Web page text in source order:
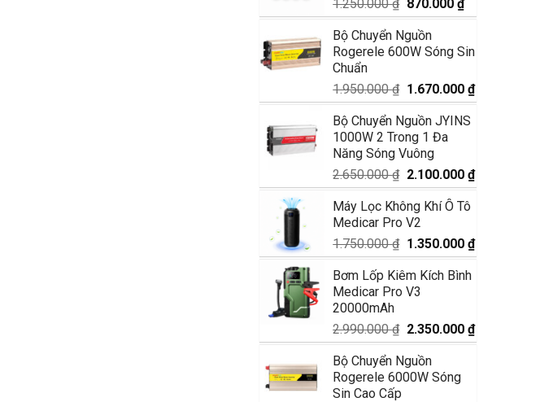
1.250.000₫
gốc
là:
1.250.000 ₫.
870.000₫
hiện
là:
Bộ Chuyển Nguồn
Rogerele 600W Sóng Sin
Chuẩn
1.950.000₫ Giá
gốc
là:
1.950.000 ₫.
1.670.000₫Giá
hiện
Bộ Chuyển Nguồn JYINS
1000W 2 Trong 1 Đa
Năng Sóng Vuông
2.650.000₫ Giá
gốc
là:
2.650.000 ₫.
2.100.000₫Giá
hiện
2.100.000 ₫.
Máy Lọc Không Khí Ô Tô
Medicar Pro V2
1.750.000₫ Giá
gốc
là:
1.750.000 ₫.
1.350.000₫Giá
hiện
Bơm Lốp Kiêm Kích Bình
Medicar Pro V3
20000mAh
2.990.000₫ Giá
gốc
là:
2.990.000 ₫.
2.350.000₫Giá
hiện
Bộ Chuyển Nguồn
Rogerele 6000W Sóng
Sin Cao Cấp